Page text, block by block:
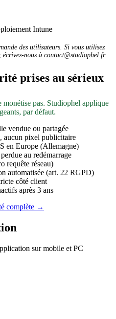
Intune
des utilisateurs. Si vous utilisez
écrivez-nous à contact@studiophel.fr.
prises au sérieux
monétise pas. Studiophel applique
par défaut.
vendue ou partagée
aucun pixel publicitaire
en Europe (Allemagne)
au redémarrage
requête réseau)
automatisée (art. 22 RGPD)
côté client
après 3 ans
complète →
sur mobile et PC